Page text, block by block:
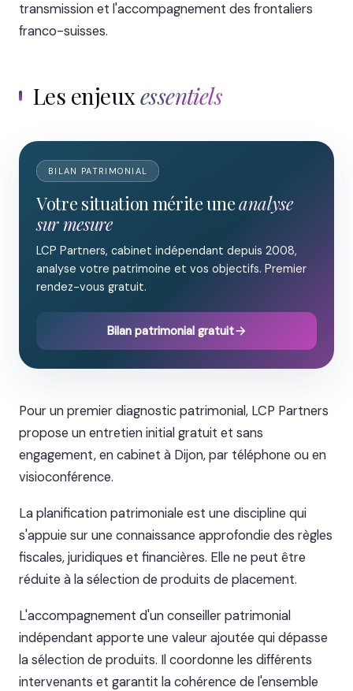
transmission et l'accompagnement des frontaliers
franco-suisses.
Les enjeuxessentiels
BILAN PATRIMONIAL
Votre situation mérite uneanalyse
sur mesure
LCP Partners, cabinet indépendant depuis 2008,
analyse votre patrimoine et vos objectifs. Premier
rendez-vous gratuit.
Bilan patrimonial gratuit
Pour un premier diagnostic patrimonial, LCP Partners
propose un entretien initial gratuit et sans
engagement, en cabinet à Dijon, par téléphone ou en
visioconférence.
La planification patrimoniale est une discipline qui
s'appuie sur une connaissance approfondie des règles
fiscales, juridiques et financières. Elle ne peut être
réduite à la sélection de produits de placement.
L'accompagnement d'un conseiller patrimonial
indépendant apporte une valeur ajoutée qui dépasse
la sélection de produits. Il coordonne les différents
intervenants et garantit la cohérence de l'ensemble